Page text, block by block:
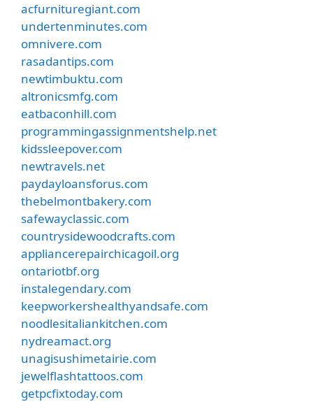
acfurnituregiant.com
undertenminutes.com
omnivere.com
rasadantips.com
newtimbuktu.com
altronicsmfg.com
eatbaconhill.com
programmingassignmentshelp.net
kidssleepover.com
newtravels.net
paydayloansforus.com
thebelmontbakery.com
safewayclassic.com
countrysidewoodcrafts.com
appliancerepairchicagoil.org
ontariotbf.org
instalegendary.com
keepworkershealthyandsafe.com
noodlesitaliankitchen.com
nydreamact.org
unagisushimetairie.com
jewelflashtattoos.com
getpcfixtoday.com